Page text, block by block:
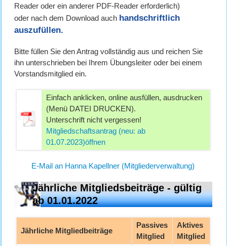
Reader oder ein anderer PDF-Reader erforderlich)
oder nach dem Download auch handschriftlich
auszufüllen.
Bitte füllen Sie den Antragvollständigaus und reichen Sie
ihn unterschrieben bei Ihrem Übungsleiter oder bei einem
Vorstandsmitgliedein.
Einfach anklicken, online ausfüllen, ausdrucken
(Menü DATEI DRUCKEN).
Unterschrift nicht vergessen!
Mitgliedschaftsantrag (neu: ab
01.07.2023)öffnen
E-Mail an Hanna Kapellner (Mitgliederverwaltung)
Jährliche Mitgliedsbeiträge - gültig
ab 01.01.2022
Jährliche Mitgliedbeiträge
Passives
Mitglied
Aktives
Mitglied